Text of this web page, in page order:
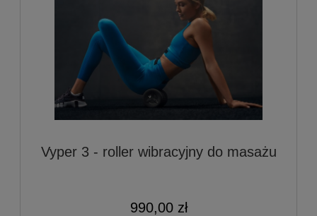
Vyper 3 - roller wibracyjny do masażu
990,00 zł